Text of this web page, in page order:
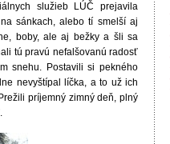
služieb LÚČ prejavila
sánkach, alebo tí smelší aj
boby, ale aj bežky a šli sa
tú pravú nefalšovanú radosť
snehu. Postavili si pekného
nevyštípal líčka, a to už ich
príjemný zimný deň, plný